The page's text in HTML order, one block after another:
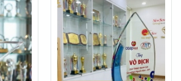
Tân Nhật Minh - Vua Quà Việt nhận
có hàng.
hãy gọi cho chúng tôi ngay nhé: Hotline